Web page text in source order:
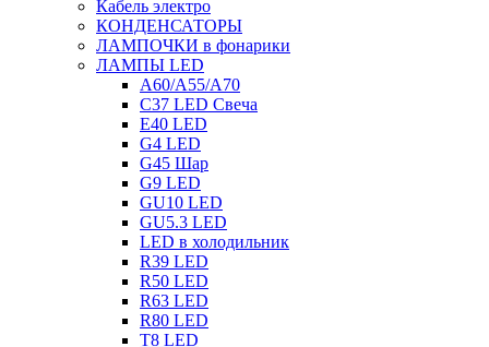
Кабель электро
КОНДЕНСАТОРЫ
ЛАМПОЧКИ в фонарики
ЛАМПЫ LED
A60/A55/A70
C37 LED Свеча
E40 LED
G4 LED
G45 Шар
G9 LED
GU10 LED
GU5.3 LED
LED в холодильник
R39 LED
R50 LED
R63 LED
R80 LED
T8 LED